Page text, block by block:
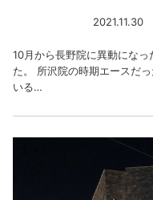
2021.11.30
10月から長野院に異動にな
た。 所沢院の時期エースだ
いる…